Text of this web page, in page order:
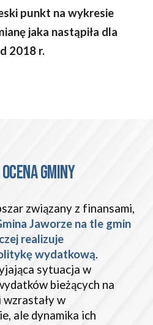
punkt na wykresie
jaka nastąpiła dla
2018 r.
GMINY
związany z finansami,
Jaworze na tle gmin
realizuje
wydatkową.
sytuacja w
bieżących na
wzrastały w
ale dynamika ich